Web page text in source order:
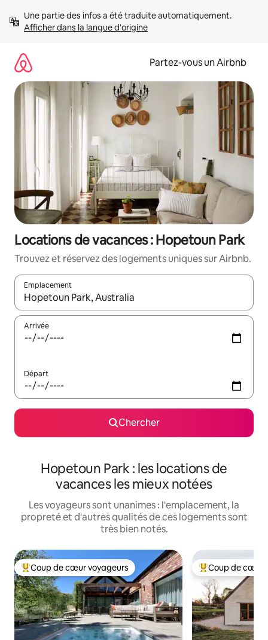
directement
Afficher dans la langue d'origine
Partez-vous un Airbnb
Locations de vacances : Hopetoun Park
Trouvez et réservez des logements uniques sur Airbnb.
Emplacement
Quand les résultats sont affichés, parcourez-les en utilisant
Arrivée
Départ
Chercher
Hopetoun Park : les locations de
vacances les mieux notées
Les voyageurs sont unanimes : l'emplacement, la
propreté et d'autres qualités de ces logements sont
très bien notés.
Coup de cœur voyageurs parmi les plus aimés
Coup de cœur voyageurs Coup de cœur
Coup de cœur